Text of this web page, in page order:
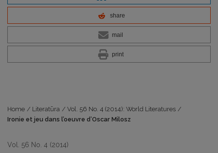
share
mail
print
Home / Literatūra / Vol. 56 No. 4 (2014): World Literatures /
Ironie et jeu dans l’oeuvre d’Oscar Milosz
Vol. 56 No. 4 (2014)